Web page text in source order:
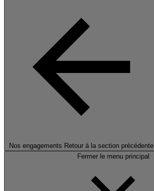
Nos engagements Retour à la section précédente
Fermer le menu principal